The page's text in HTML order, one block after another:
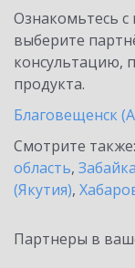
Ознакомьтесь
выберите
консультацию,
продукта.
Благовещенск
Смотрите также:
область,
(Якутия),
Партнеры в